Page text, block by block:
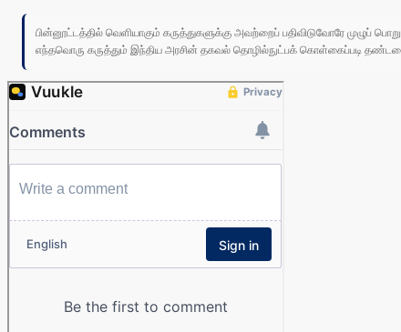
பின்னூட்டத்தில் வெளியாகும் கருத்துகளுக்கு அவற்றைப் பதிவிடுவோரே முழுப்
எந்தவொரு கருத்தும் இந்திய அரசின் தகவல் தொழில்நுட்பக் கொள்கைப்படி